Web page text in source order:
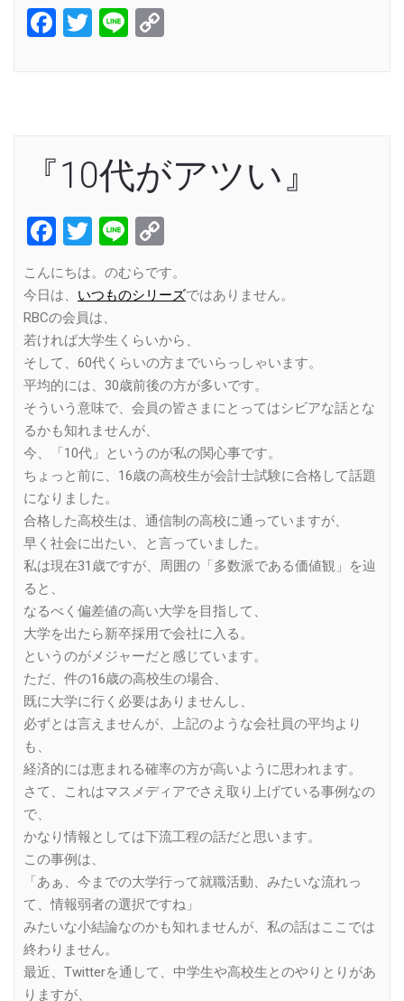
Facebook
Twitter
Line
『10代がアツい』
Facebook
Twitter
Line
Link
こんにちは。のむらです。
今日は、 いつものシリーズではありません。
RBCの会員は、
若ければ大学生くらいから、
そして、60代くらいの方までいらっしゃいます。
平均的には、30歳前後の方が多いです。
そういう意味で、会員の皆さまにとってはシビアな話とな
るかも知れませんが、
今、「10代」というのが私の関心事です。
ちょっと前に、16歳の高校生が会計士試験に合格して話題
になりました。
合格した高校生は、通信制の高校に通っていますが、
早く社会に出たい、と言っていました。
私は現在31歳ですが、周囲の「多数派である価値観」を辿
ると、
なるべく偏差値の高い大学を目指して、
大学を出たら新卒採用で会社に入る。
というのがメジャーだと感じています。
ただ、件の16歳の高校生の場合、
既に大学に行く必要はありませんし、
必ずとは言えませんが、上記のような会社員の平均より
も、
経済的には恵まれる確率の方が高いように思われます。
さて、これはマスメディアでさえ取り上げている事例なの
で、
かなり情報としては下流工程の話だと思います。
この事例は、
「あぁ、今までの大学行って就職活動、みたいな流れっ
て、情報弱者の選択ですね」
みたいな小結論なのかも知れませんが、私の話はここでは
終わりません。
最近、Twitterを通して、中学生や高校生とのやりとりがあ
りますが、